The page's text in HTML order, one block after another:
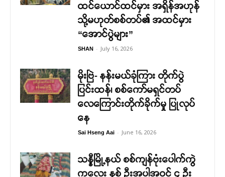
ထင်ယောင်ထင်မှား အရှိန်အဟုန်
သို့မဟုတ်စစ်တပ်၏ အထင်မှား
“အောင်ပွဲများ”
SHAN - July 16, 2026
မိုးဗြဲ- နန်းမယ်ခုံကြား တိုက်ပွဲ
ပြင်းထန်၊ စစ်ကော်မရှင်တပ်
လေကြောင်းတိုက်ခိုက်မှု ပြုလုပ်
နေ
Sai Hseng Aai - June 16, 2026
သန္နီမြို့နယ် စစ်ကျန်ဗုံးပေါက်ကွဲ
ကလေး နှစ် ဦးအပါအဝင် ၄ ဦး